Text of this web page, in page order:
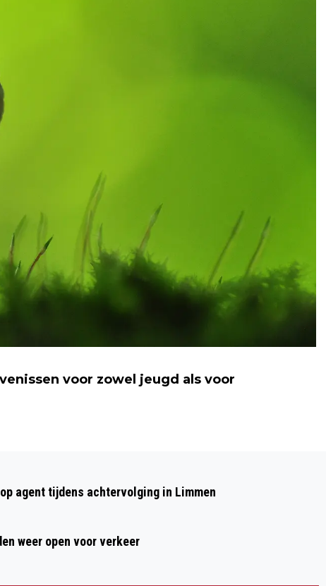
voor zowel jeugd als voor
TOOLS TO WORK
agent tijdens achtervolging in Limmen
weer open voor verkeer